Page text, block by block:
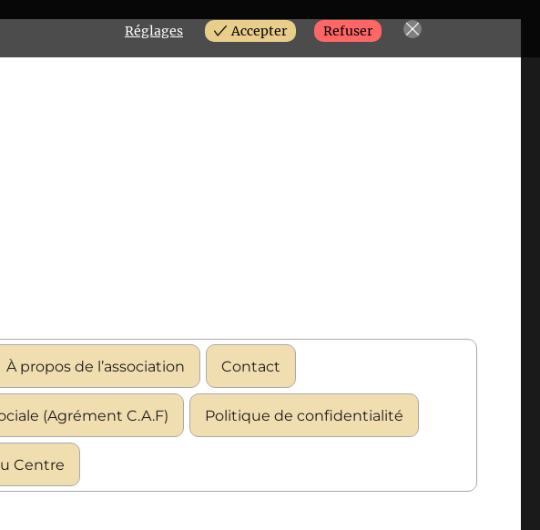
À propos de l’association Contact
(Agrément C.A.F) Politique de confidentialité
Centre
Réglages Accepter Refuser